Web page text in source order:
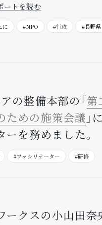
ートを読む
に #NPO #行政
#長野県
の整備本部の「第
ための施策会議 」
ーを務めました。
#ファシリテーター #研修
ークスの小山田奈